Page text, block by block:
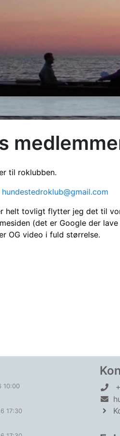
til roklubben.
hundestedroklub@gmail.com
tovligt flytter jeg det til
(det er Google der
OG video i fuld størrelse.
10:00
17:30